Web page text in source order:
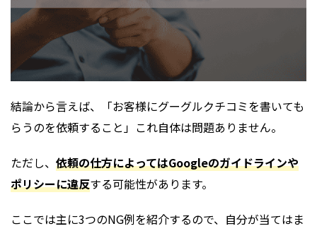
結論から言えば、「お客様にグーグルクチコミを書いても
らうのを依頼すること」これ自体は問題ありません。
ただし、 依頼の仕方によってはGoogleのガイドラインや
ポリシーに違反する可能性があります。
ここでは主に3つのNG例を紹介するので、自分が当てはま